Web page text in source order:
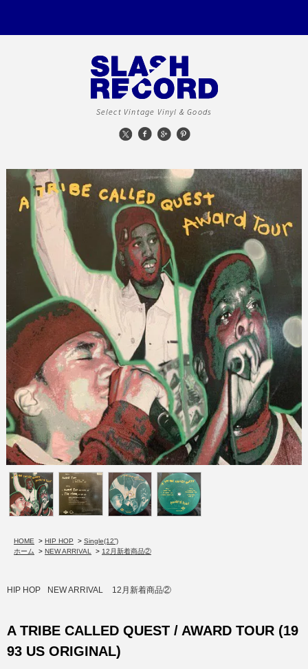
Select Vintage Vinyl & Goods
HOME > HIP HOP > Single(12”)
ホーム
> NEW ARRIVAL > 12月新着商品②
HIP HOP NEW ARRIVAL 12月新着商品②
A TRIBE CALLED QUEST / AWARD TOUR (19
93 US ORIGINAL)